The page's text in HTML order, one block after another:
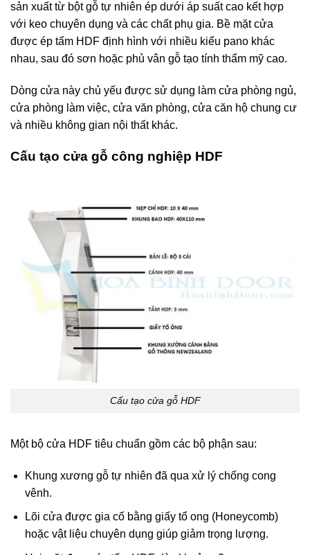
sản xuất từ bột gỗ tự nhiên ép dưới áp suất cao kết hợp
với keo chuyên dụng và các chất phụ gia. Bề mặt cửa
được ép tấm HDF định hình với nhiều kiểu pano khác
nhau, sau đó sơn hoặc phủ vân gỗ tạo tính thẩm mỹ cao.
Dòng cửa này chủ yếu được sử dụng làm cửa phòng ngủ,
cửa phòng làm việc, cửa văn phòng, cửa căn hộ chung cư
và nhiều không gian nội thất khác.
Cấu tạo cửa gỗ công nghiệp HDF
Cấu tạo cửa gỗ HDF
Một bộ cửa HDF tiêu chuẩn gồm các bộ phận sau:
Khung xương gỗ tự nhiên đã qua xử lý chống cong
vênh.
Lõi cửa được gia cố bằng giấy tổ ong (Honeycomb)
hoặc vật liệu chuyên dụng giúp giảm trọng lượng.